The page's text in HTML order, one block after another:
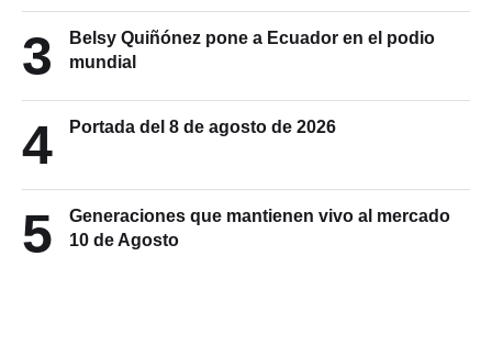
3
Belsy Quiñónez pone a Ecuador en el podio
mundial
4 Portada del 8 de agosto de 2026
5
Generaciones que mantienen vivo al mercado
10 de Agosto